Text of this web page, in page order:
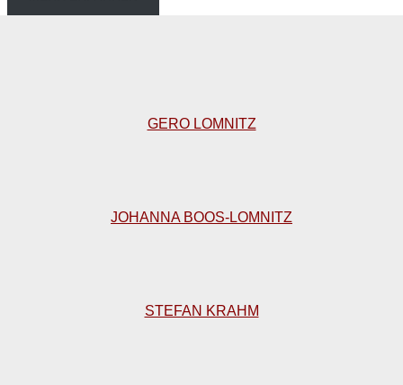
GERO LOMNITZ
JOHANNA BOOS-LOMNITZ
STEFAN KRAHM